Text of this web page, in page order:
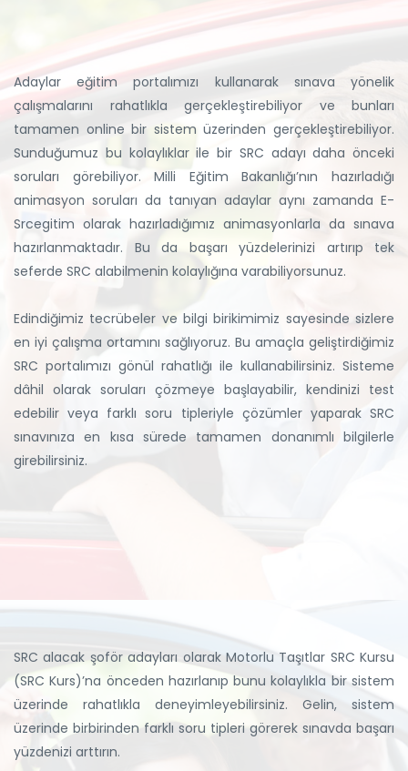
Adaylar eğitim portalımızı kullanarak sınava yönelik
çalışmalarını rahatlıkla gerçekleştirebiliyor ve bunları
tamamen online bir sistem üzerinden gerçekleştirebiliyor.
Sunduğumuz bu kolaylıklar ile bir SRC adayı daha önceki
soruları görebiliyor. Milli Eğitim Bakanlığı’nın hazırladığı
animasyon soruları da tanıyan adaylar aynı zamanda E-
Srcegitim olarak hazırladığımız animasyonlarla da sınava
hazırlanmaktadır. Bu da başarı yüzdelerinizi artırıp tek
seferde SRC alabilmenin kolaylığına varabiliyorsunuz.
Edindiğimiz tecrübeler ve bilgi birikimimiz sayesinde sizlere
en iyi çalışma ortamını sağlıyoruz. Bu amaçla geliştirdiğimiz
SRC portalımızı gönül rahatlığı ile kullanabilirsiniz. Sisteme
dâhil olarak soruları çözmeye başlayabilir, kendinizi test
edebilir veya farklı soru tipleriyle çözümler yaparak SRC
sınavınıza en kısa sürede tamamen donanımlı bilgilerle
girebilirsiniz.
SRC alacak şoför adayları olarak Motorlu Taşıtlar SRC Kursu
(SRC Kurs)’na önceden hazırlanıp bunu kolaylıkla bir sistem
üzerinde rahatlıkla deneyimleyebilirsiniz. Gelin, sistem
üzerinde birbirinden farklı soru tipleri görerek sınavda başarı
yüzdenizi arttırın.